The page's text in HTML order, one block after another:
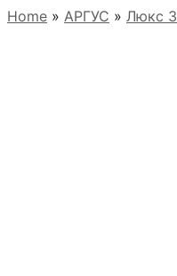
Home » АРГУС » Люкс